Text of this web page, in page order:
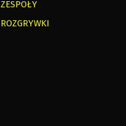
ZESPOŁY
ROZGRYWKI